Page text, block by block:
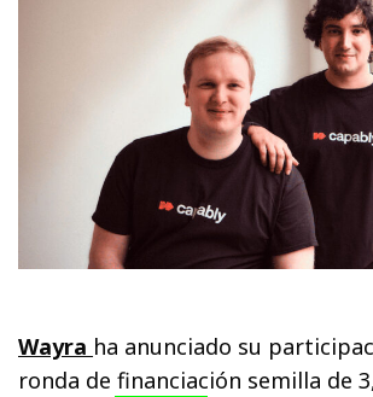
Wayra ha anunciado su
ronda de financiación semilla de